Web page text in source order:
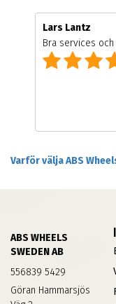
Lars Lantz
Bra services
Varför välja ABS
ABS WHEELS
SWEDEN AB
556839 5429
Göran Hammarsjös